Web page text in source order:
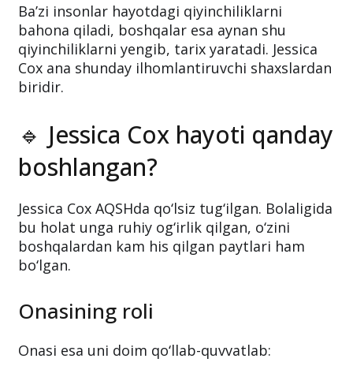
Ba’zi insonlar hayotdagi qiyinchiliklarni
bahona qiladi, boshqalar esa aynan shu
qiyinchiliklarni yengib, tarix yaratadi. Jessica
Cox ana shunday ilhomlantiruvchi shaxslardan
biridir.
🔹 Jessica Cox hayoti qanday
boshlangan?
Jessica Cox AQSHda qo‘lsiz tug‘ilgan. Bolaligida
bu holat unga ruhiy og‘irlik qilgan, o‘zini
boshqalardan kam his qilgan paytlari ham
bo‘lgan.
Onasining roli
Onasi esa uni doim qo‘llab-quvvatlab: